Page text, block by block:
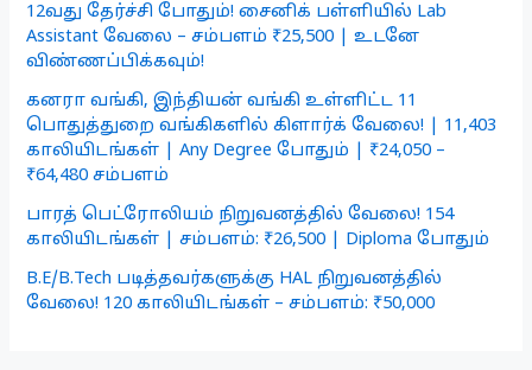
12வது தேர்ச்சி போதும்! சைனிக் பள்ளியில் Lab
Assistant வேலை – சம்பளம் ₹25,500 | உடனே
விண்ணப்பிக்கவும்!
கனரா வங்கி, இந்தியன் வங்கி உள்ளிட்ட 11
பொதுத்துறை வங்கிகளில் கிளார்க் வேலை! | 11,403
காலியிடங்கள் | Any Degree போதும் | ₹24,050 –
₹64,480 சம்பளம்
பாரத் பெட்ரோலியம் நிறுவனத்தில் வேலை! 154
காலியிடங்கள் | சம்பளம்: ₹26,500 | Diploma போதும்
B.E/B.Tech படித்தவர்களுக்கு HAL நிறுவனத்தில்
வேலை! 120 காலியிடங்கள் – சம்பளம்: ₹50,000